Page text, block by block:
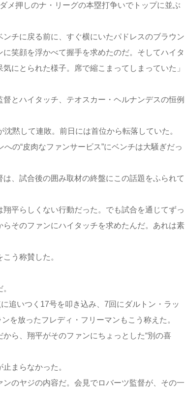
メ押しのナ・リーグの本塁打争いでトップに並ぶ
チに戻る前に、すぐ横にいたパドレスのブラウン
笑顔を浮かべて握手を求めたのだ。そしてハイタ
にとられた様子。席で縮こまってしまっていた」
とハイタッチ、テオスカー・ヘルナンデスの恒例
黙して連敗。前日には首位から転落していた。
の“皮肉なファンサービス”にベンチは大騒ぎだっ
、試合後の囲み取材の終盤にこの話題をふられて
平らしくない行動だった。でも試合を通じてずっ
そのファンにハイタッチを求めたんだ。あれは素
う称賛した。
追いつく17号を叩き込み、7回にダルトン・ラッ
を放ったフレディ・フリーマンもこう称えた。
ら、翔平がそのファンにちょっとした“別の喜
まらなかった。
のヤジの内容だ。会見でロバーツ監督が、その一